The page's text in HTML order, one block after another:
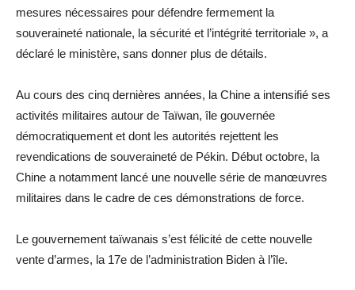
mesures nécessaires pour défendre fermement la
souveraineté nationale, la sécurité et l’intégrité territoriale », a
déclaré le ministère, sans donner plus de détails.
Au cours des cinq dernières années, la Chine a intensifié ses
activités militaires autour de Taïwan, île gouvernée
démocratiquement et dont les autorités rejettent les
revendications de souveraineté de Pékin. Début octobre, la
Chine a notamment lancé une nouvelle série de manœuvres
militaires dans le cadre de ces démonstrations de force.
Le gouvernement taïwanais s’est félicité de cette nouvelle
vente d’armes, la 17e de l’administration Biden à l’île.